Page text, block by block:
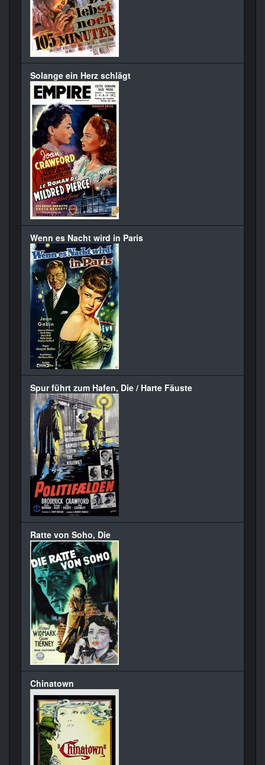
Solange ein Herz schlägt
Wenn es Nacht wird in Paris
Spur führt zum Hafen, Die / Harte Fäuste
Ratte von Soho, Die
Chinatown